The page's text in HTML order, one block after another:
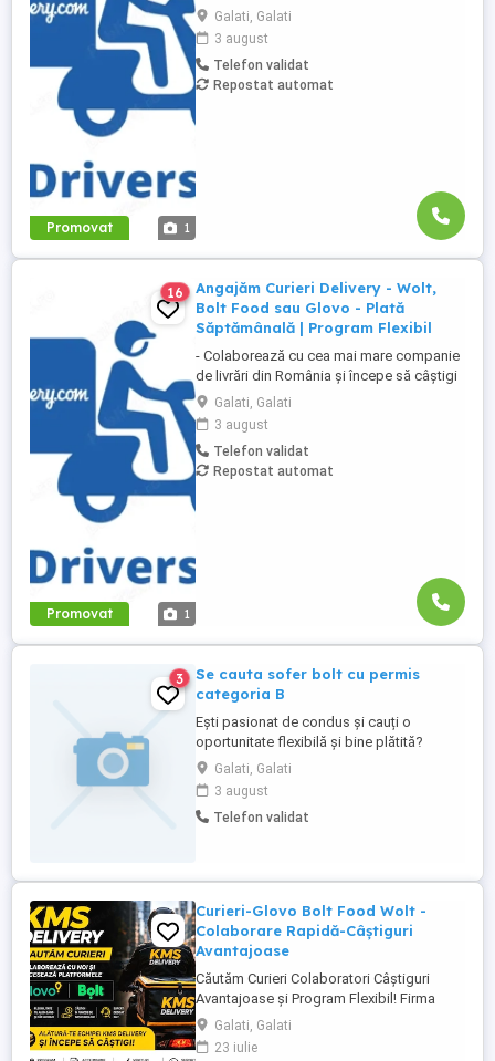
Promovat 1
rapid! - Cerințe: Minim 18 ani Mijloc de
transport propriu (mașină, scuter,
motocicletă sau bicicletă) Telefon mobil
cu acces la internet - Ce oferim: Plată
săptămânală, fără întârzieri Bonusuri
Galati, Galati
3 august
Telefon validat
Repostat automat
Promovat 1
16
Angajăm Curieri Delivery - Wolt,
Bolt Food sau Glovo - Plată
Săptămânală | Program Flexibil
- Colaborează cu cea mai mare companie
de livrări din România și începe să câștigi
rapid! - Cerințe: Minim 18 ani Mijloc de
transport propriu (mașină, scuter,
motocicletă sau bicicletă) Telefon mobil
cu acces la internet - Ce oferim: Plată
săptămânală, fără întârzieri Bonusuri
Galati, Galati
3 august
Telefon validat
Repostat automat
3
Se cauta sofer bolt cu permis
categoria B
Ești pasionat de condus și cauți o
oportunitate flexibilă și bine plătită?
Alătură-te echipei noastre și transformă
condusul într-o sursă de venit sigură și
atractivă! Ce oferim: Salariu atractiv +
bonusuri de performanță Program flexibil,
Galati, Galati
3 august
Telefon validat
Curieri-Glovo Bolt Food Wolt -
Colaborare Rapidă-Câștiguri
Avantajoase
Căutăm Curieri Colaboratori Câștiguri
Avantajoase și Program Flexibil! Firma
noastră își mărește echipa și caută
persoane serioase pentru activitatea de
Galati, Galati
23 iulie